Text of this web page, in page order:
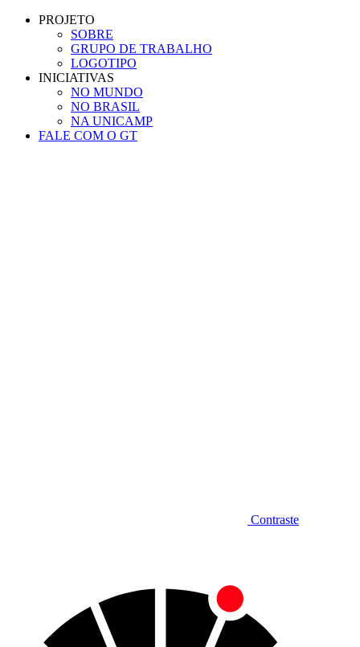
Conteúdo principal
PROJETO
SOBRE
GRUPO DE TRABALHO
LOGOTIPO
INICIATIVAS
NO MUNDO
NO BRASIL
NA UNICAMP
FALE COM O GT
Contraste